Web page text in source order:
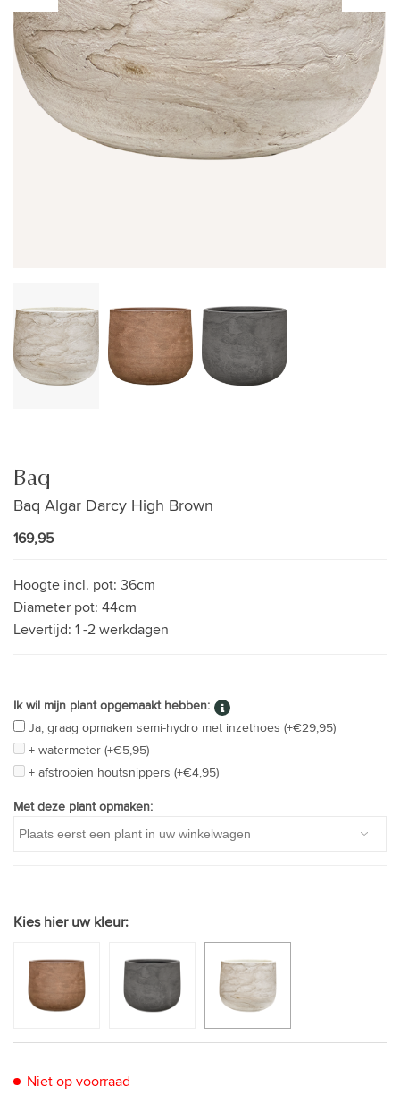
Baq
Baq Algar Darcy High Brown
169,95
Hoogte incl. pot: 36cm
Diameter pot: 44cm
Levertijd: 1 -2 werkdagen
Ik wil mijn plant opgemaakt hebben:
Ja, graag opmaken semi-hydro met inzethoes (+€29,95)
+ watermeter (+€5,95)
+ afstrooien houtsnippers (+€4,95)
Met deze plant opmaken:
Kies hier uw kleur:
Niet op voorraad